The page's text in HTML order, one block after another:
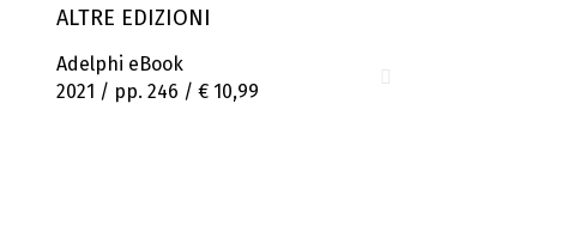
ALTRE EDIZIONI
Adelphi eBook
2021 / pp. 246 / € 10,99